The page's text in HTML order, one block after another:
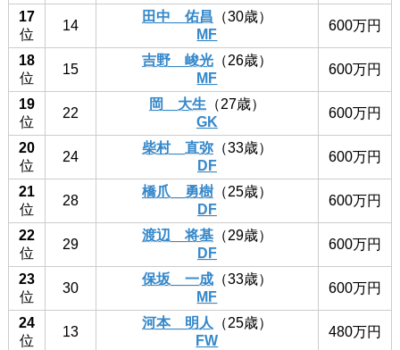
17
位
14
田中 佑昌 （30歳）
MF
600万円
18
位
15
吉野 峻光（26歳）
MF
600万円
19
位
22
岡 大生 （27歳）
GK
600万円
20
位
24
柴村 直弥（33歳）
DF
600万円
21
位
28
橋爪 勇樹（25歳）
DF
600万円
22
位
29
渡辺 将基（29歳）
DF
600万円
23
位
30
保坂 一成（33歳）
MF
600万円
24
位
13
河本 明人
（25歳）
FW
480万円